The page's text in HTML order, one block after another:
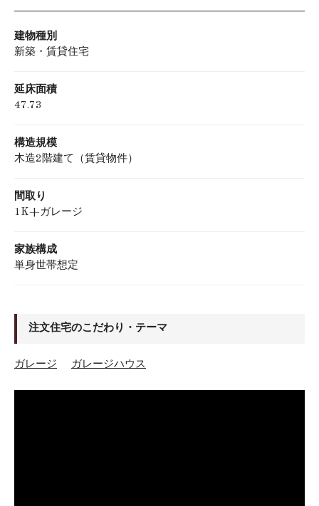
建物種別
新築・賃貸住宅
延床面積
47.73
構造規模
木造2階建て（賃貸物件）
間取り
1K+ガレージ
家族構成
単身世帯想定
注文住宅のこだわり・テーマ
ガレージ ガレージハウス